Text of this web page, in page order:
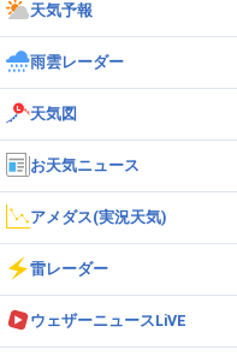
19
道東
大津
20
道東
榊町
20
道東
上士幌
20
道東
帯広泉
20 川湯
天気予報
雨雲レーダー
天気図
お天気ニュース
アメダス(実況天気)
雷レーダー
ウェザーニュースLiVE